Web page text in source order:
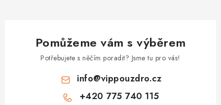
Pomůžeme vám s výběrem
Potřebujete s něčím poradit? Jsme tu pro vás!
info@vippouzdro.cz
+420 775 740 115